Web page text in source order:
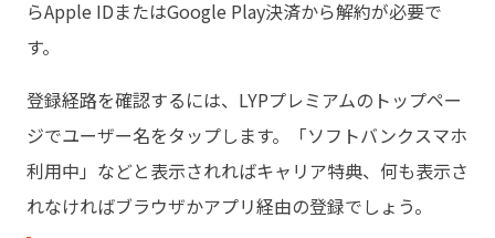
らApple IDまたはGoogle Play決済から解約が必要で
す。
登録経路を確認するには、LYPプレミアムのトップペー
ジでユーザー名をタップします。「ソフトバンクスマホ
利用中」などと表示されればキャリア特典、何も表示さ
れなければブラウザかアプリ経由の登録でしょう。